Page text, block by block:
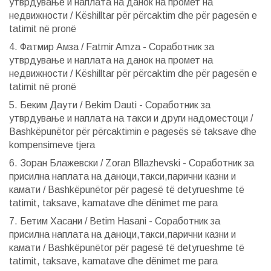
утврдување и наплата на данок на промет на
недвижности / Këshilltar për përcaktim dhe për pagesën e
tatimit në pronë
4. Фатмир Амза / Fatmir Amza - Соработник за
утврдување и наплата на данок на промет на
недвижности / Këshilltar për përcaktim dhe për pagesën e
tatimit në pronë
5. Беким Даути / Bekim Dauti - Соработник за
утврдување и наплата на такси и други надоместоци /
Bashkëpunëtor për përcaktimin e pagesës së taksave dhe
kompensimeve tjera
6. Зоран Блажевски / Zoran Bllazhevski - Соработник за
присилна наплата на даноци,такси,парични казни и
камати / Bashkëpunëtor për pagesë të detyrueshme të
tatimit, taksave, kamatave dhe dënimet me para
7. Бетим Хасани / Betim Hasani - Соработник за
присилна наплата на даноци,такси,парични казни и
камати / Bashkëpunëtor për pagesë të detyrueshme të
tatimit, taksave, kamatave dhe dënimet me para